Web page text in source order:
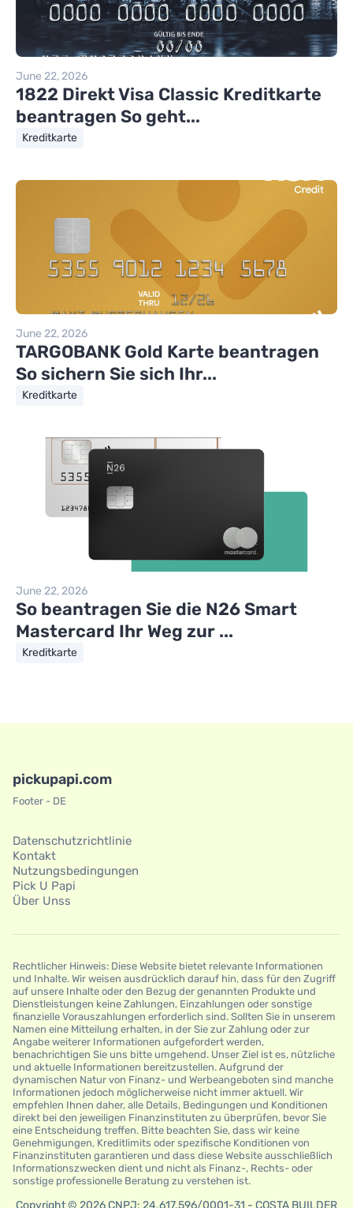
June 22, 2026
1822 Direkt Visa Classic Kreditkarte
beantragen So geht...
Kreditkarte
June 22, 2026
TARGOBANK Gold Karte beantragen
So sichern Sie sich Ihr...
Kreditkarte
June 22, 2026
So beantragen Sie die N26 Smart
Mastercard Ihr Weg zur ...
Kreditkarte
pickupapi.com
Footer - DE
Datenschutzrichtlinie
Kontakt
Nutzungsbedingungen
Pick U Papi
Über Unss
Rechtlicher Hinweis: Diese Website bietet relevante Informationen
und Inhalte. Wir weisen ausdrücklich darauf hin, dass für den Zugriff
auf unsere Inhalte oder den Bezug der genannten Produkte und
Dienstleistungen keine Zahlungen, Einzahlungen oder sonstige
finanzielle Vorauszahlungen erforderlich sind. Sollten Sie in unserem
Namen eine Mitteilung erhalten, in der Sie zur Zahlung oder zur
Angabe weiterer Informationen aufgefordert werden,
benachrichtigen Sie uns bitte umgehend. Unser Ziel ist es, nützliche
und aktuelle Informationen bereitzustellen. Aufgrund der
dynamischen Natur von Finanz- und Werbeangeboten sind manche
Informationen jedoch möglicherweise nicht immer aktuell. Wir
empfehlen Ihnen daher, alle Details, Bedingungen und Konditionen
direkt bei den jeweiligen Finanzinstituten zu überprüfen, bevor Sie
eine Entscheidung treffen. Bitte beachten Sie, dass wir keine
Genehmigungen, Kreditlimits oder spezifische Konditionen von
Finanzinstituten garantieren und dass diese Website ausschließlich
Informationszwecken dient und nicht als Finanz-, Rechts- oder
sonstige professionelle Beratung zu verstehen ist.